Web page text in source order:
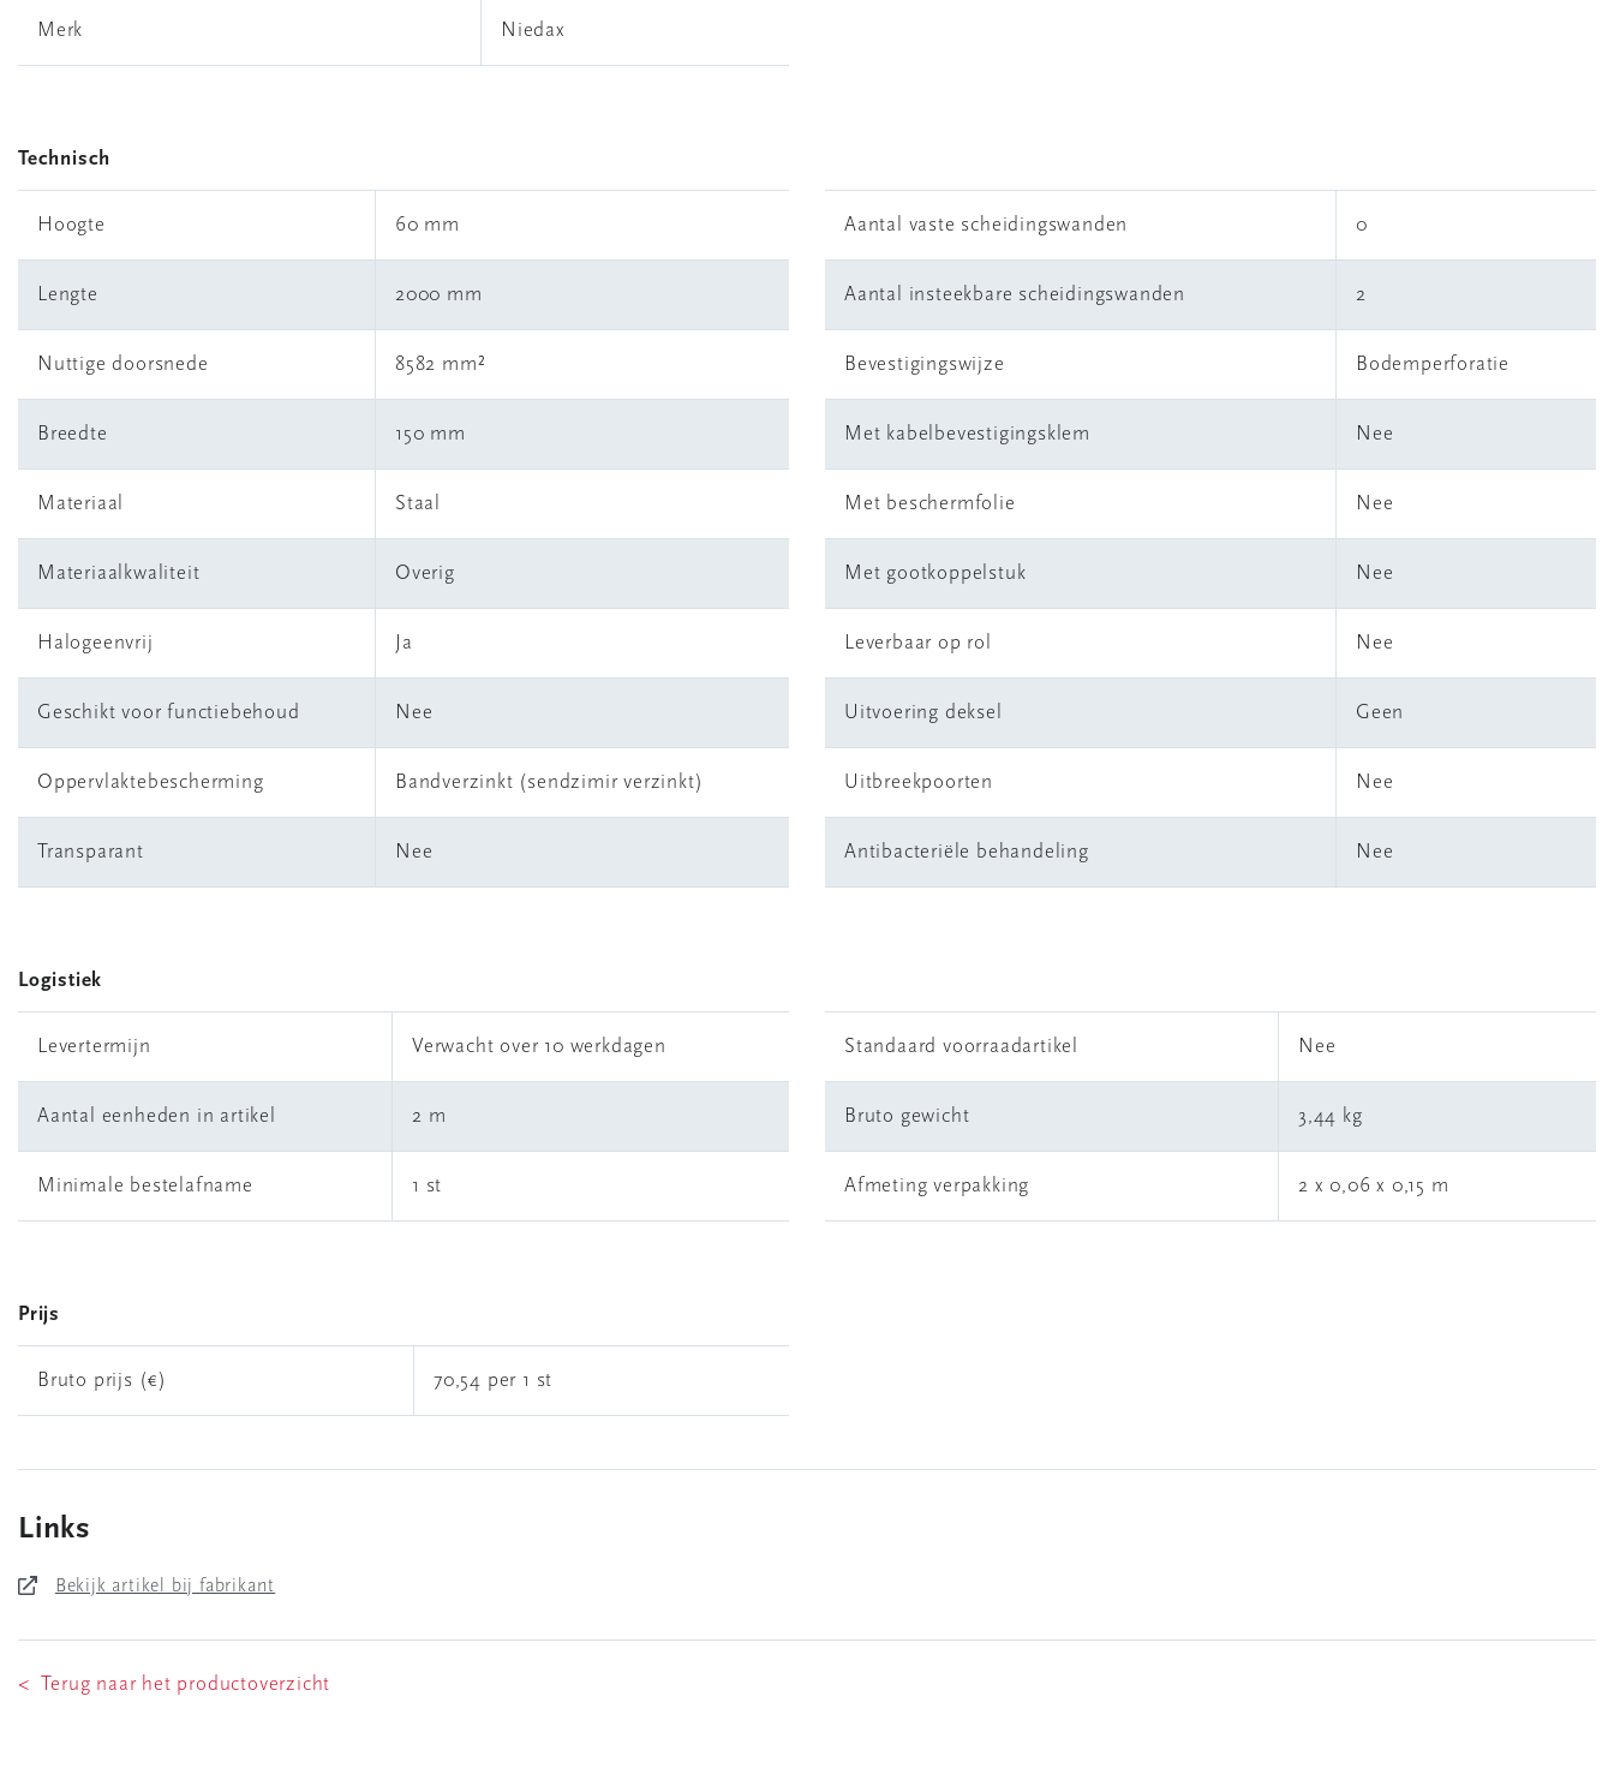
Merk Niedax
Technisch
Hoogte 60 mm
Lengte 2000 mm
Nuttige doorsnede 8582 mm²
Breedte 150 mm
Materiaal Staal
Materiaalkwaliteit Overig
Halogeenvrij Ja
Geschikt voor functiebehoud Nee
Oppervlaktebescherming Bandverzinkt (sendzimir verzinkt)
Transparant Nee
Aantal vaste scheidingswanden 0
Aantal insteekbare scheidingswanden 2
Bevestigingswijze Bodemperforatie
Met kabelbevestigingsklem Nee
Met beschermfolie Nee
Met gootkoppelstuk Nee
Leverbaar op rol Nee
Uitvoering deksel Geen
Uitbreekpoorten Nee
Antibacteriële behandeling Nee
Logistiek
Levertermijn Verwacht over 10 werkdagen
Aantal eenheden in artikel 2 m
Minimale bestelafname 1 st
Standaard voorraadartikel Nee
Bruto gewicht 3,44 kg
Afmeting verpakking 2 x 0,06 x 0,15 m
Prijs
Bruto prijs (€) 70,54 per 1 st
Links
Bekijk artikel bij fabrikant
< Terug naar het productoverzicht